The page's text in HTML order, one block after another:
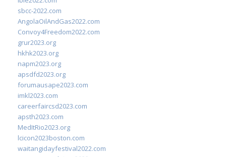
sbcc-2022.com
AngolaOilAndGas2022.com
Convoy4Freedom2022.com
grur2023.org
hkhk2023.org
napm2023.org
apsdfd2023.org
forumausape2023.com
imkl2023.com
careerfaircsd2023.com
apsth2023.com
MedItRio2023.org
lcicon2023boston.com
waitangidayfestival2022.com